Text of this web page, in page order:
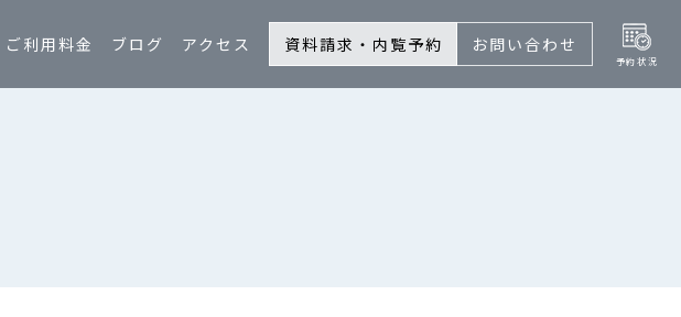
ご利用料金 ブログ アクセス 資料請求・内覧予約 お問い合わせ